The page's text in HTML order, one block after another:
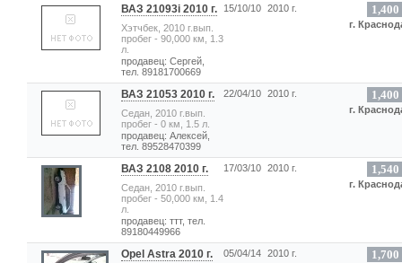
ВАЗ 21093i 2010 г.
Хэтчбек, 2010 г.вып.
пробег - 90,000 км, 1.3
л.
продавец: Сергей,
тел. 89181700669
15/10/10 2010 г. 1,400
г.
ВАЗ 21053 2010 г.
Седан, 2010 г.вып.
пробег - 0 км, 1.5 л.
продавец: Алексей,
тел. 89528470399
22/04/10 2010 г. 1,400
г.
ВАЗ 2108 2010 г.
Седан, 2010 г.вып.
пробег - 50,000 км, 1.4
л.
продавец: ттт, тел.
89180449966
17/03/10 2010 г. 1,540
г.
Opel Astra 2010 г. 05/04/14 2010 г. 1,700